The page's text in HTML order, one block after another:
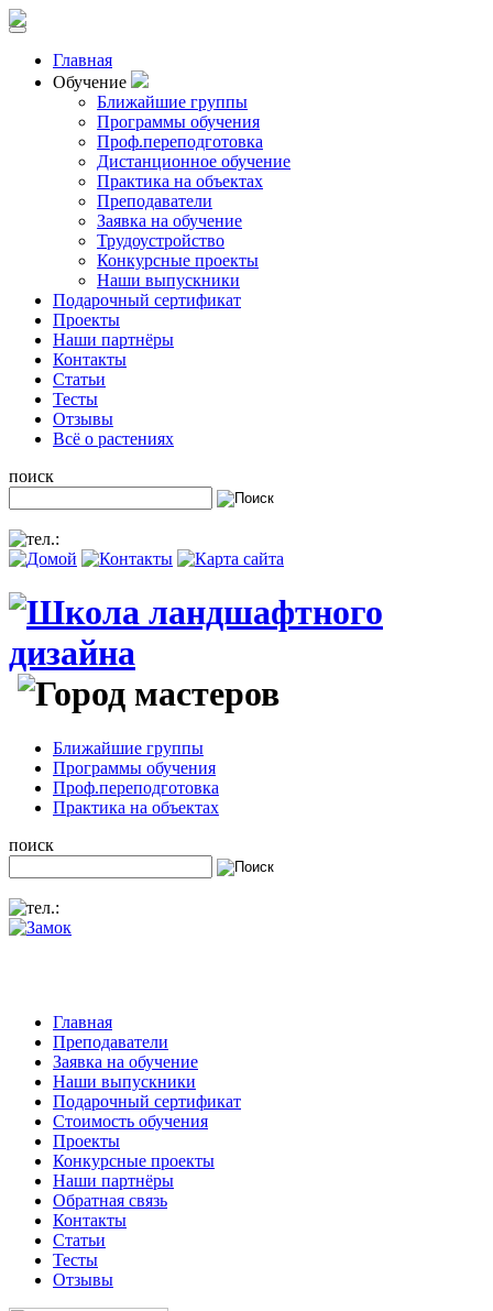
Главная
Обучение
Ближайшие группы
Программы обучения
Проф.переподготовка
Дистанционное обучение
Практика на объектах
Преподаватели
Заявка на обучение
Трудоустройство
Конкурсные проекты
Наши выпускники
Подарочный сертификат
Проекты
Наши партнёры
Контакты
Статьи
Тесты
Отзывы
Всё о растениях
поиск
Ближайшие группы
Программы обучения
Проф.переподготовка
Практика на объектах
поиск
Главная
Преподаватели
Заявка на обучение
Наши выпускники
Подарочный сертификат
Стоимость обучения
Проекты
Конкурсные проекты
Наши партнёры
Обратная связь
Контакты
Статьи
Тесты
Отзывы